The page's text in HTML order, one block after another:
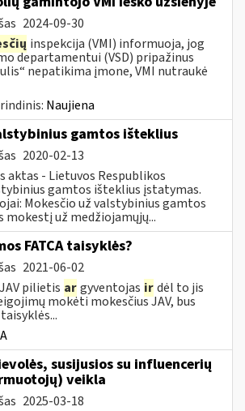
2024-09-30
inspekcija (VMI) informuoja, jog
departamentui (VSD) pripažinus
nepatikima įmone, VMI nutraukė
Naujiena
gamtos išteklius
2020-02-13
aktas - Lietuvos Respublikos
gamtos išteklius įstatymas.
Mokesčio už valstybinius gamtos
mokestį už medžiojamųjų...
FATCA taisyklės?
2021-06-02
pilietis argyventojas irdėl to jis
mokėti mokesčius JAV, bus
susijusios su influencerių
veikla
2025-03-18